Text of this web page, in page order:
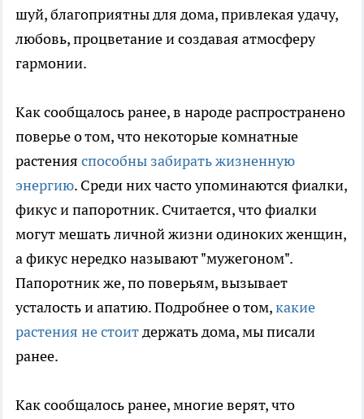
шуй, благоприятны для дома, привлекая удачу,
любовь, процветание и создавая атмосферу
гармонии.
Как сообщалось ранее, в народе распространено
поверье о том, что некоторые комнатные
растения способны забирать жизненную
энергию. Среди них часто упоминаются фиалки,
фикус и папоротник. Считается, что фиалки
могут мешать личной жизни одиноких женщин,
а фикус нередко называют "мужегоном".
Папоротник же, по поверьям, вызывает
усталость и апатию. Подробнее о том,какие
растения не стоитдержать дома, мы писали
ранее.
Как сообщалось ранее, многие верят, что